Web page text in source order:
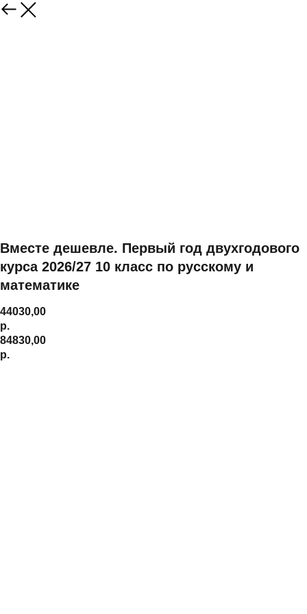
Вместе дешевле. Первый год двухгодового
курса 2026/27 10 класс по русскому и
математике
44030,00
р.
84830,00
р.